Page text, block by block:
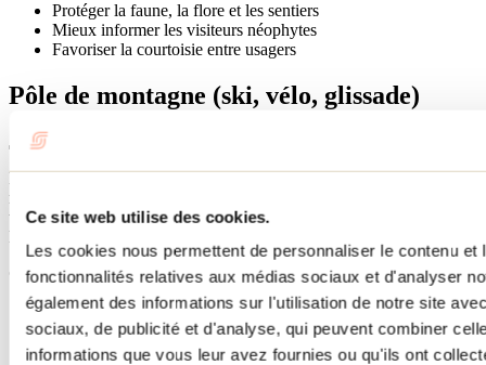
Ce site web utilise des cookies.
Les cookies nous permettent de personnaliser le contenu
fonctionnalités relatives aux médias sociaux et d'analyser
également des informations sur l'utilisation de notre site
sociaux, de publicité et d'analyse, qui peuvent combiner
informations que vous leur avez fournies ou qu'ils ont
Protéger la faune, la flore et les sentiers
Mieux informer les visiteurs néophytes
Favoriser la courtoisie entre usagers
Pôle de montagne (ski, vélo, glissade)
Les sites d’activités comme le ski, la glissade ou le vélo de
montagne rassemblent des foules dans des environnements souvent
très fréquentés. Le code permet d'encadrer ces espaces pour assurer
la sécurité, le respect et la durabilité de ceux-ci.
Objectifs :
Assurer la sécurité et le respect sur les sites
Réduire le vandalisme
Encourager les comportements écocitoyens